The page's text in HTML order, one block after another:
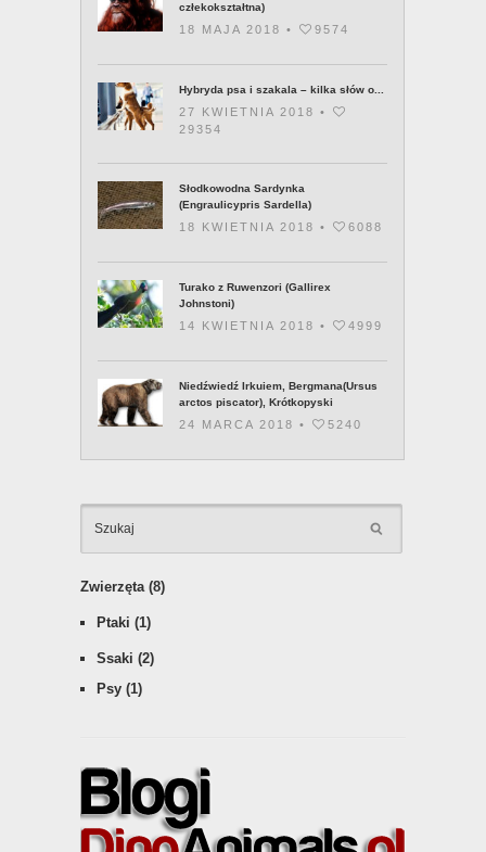
29354
(Engraulicypris Sardella)
18 KWIETNIA 2018 •
Johnstoni)
14 KWIETNIA 2018 •
arctos piscator), Krótkopyski
24 MARCA 2018 • 5240
Zwierzęta(8)
Ptaki(1)
Ssaki (2)
Psy (1)